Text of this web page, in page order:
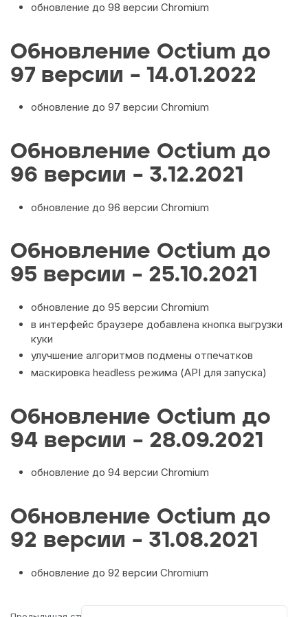
обновление до 98 версии Chromium
Обновление Octium до
97 версии – 14.01.2022
обновление до 97 версии Chromium
Обновление Octium до
96 версии – 3.12.2021
обновление до 96 версии Chromium
Обновление Octium до
95 версии – 25.10.2021
обновление до 95 версии Chromium
в интерфейс браузере добавлена кнопка выгрузки
куки
улучшение алгоритмов подмены отпечатков
маскировка headless режима (API для запуска)
Обновление Octium до
94 версии – 28.09.2021
обновление до 94 версии Chromium
Обновление Octium до
92 версии – 31.08.2021
обновление до 92 версии Chromium